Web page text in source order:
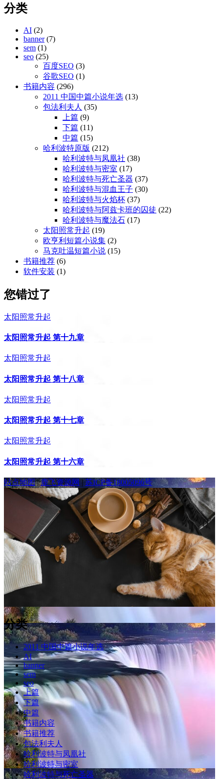
分类
AI (2)
banner(7)
sem (1)
seo (25)
百度SEO (3)
谷歌SEO (1)
书籍内容 (296)
2011 中国中篇小说年选 (13)
包法利夫人 (35)
上篇 (9)
下篇 (11)
中篇 (15)
哈利波特原版 (212)
哈利波特与凤凰社 (38)
哈利波特与密室 (17)
哈利波特与死亡圣器 (37)
哈利波特与混血王子 (30)
哈利波特与火焰杯 (37)
哈利波特与阿兹卡班的囚徒 (22)
哈利波特与魔法石 (17)
太阳照常升起 (19)
欧亨利短篇小说集 (2)
马克吐温短篇小说 (15)
书籍推荐 (6)
软件安装 (1)
您错过了
太阳照常升起
太阳照常升起 第十九章
太阳照常升起
太阳照常升起 第十八章
太阳照常升起
太阳照常升起 第十七章
太阳照常升起
太阳照常升起 第十六章
站点地图|鹿飞资源网 | 苏ICP备18005096号
分类
2011 中国中篇小说年选
AI
banner
sem
seo
上篇
下篇
中篇
书籍内容
书籍推荐
包法利夫人
哈利波特与凤凰社
哈利波特与密室
哈利波特与死亡圣器